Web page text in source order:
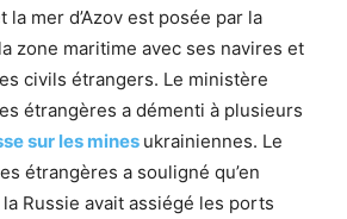
la mer d’Azov est posée par la
zone maritime avec ses navires et
civils étrangers. Le ministère
étrangères a démenti à plusieurs
sur les mines ukrainiennes. Le
étrangères a souligné qu’en
la Russie avait assiégé les ports